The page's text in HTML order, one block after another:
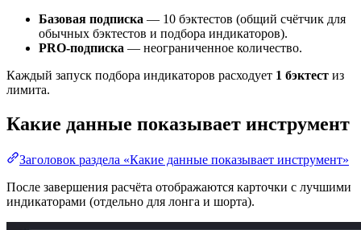
Базовая подписка — 10 бэктестов (общий счётчик для
обычных бэктестов и подбора индикаторов).
PRO-подписка — неограниченное количество.
Каждый запуск подбора индикаторов расходует 1 бэктест из
лимита.
Какие данные показывает инструмент
Заголовок раздела «Какие данные показывает инструмент»
После завершения расчёта отображаются карточки с лучшими
индикаторами (отдельно для лонга и шорта).